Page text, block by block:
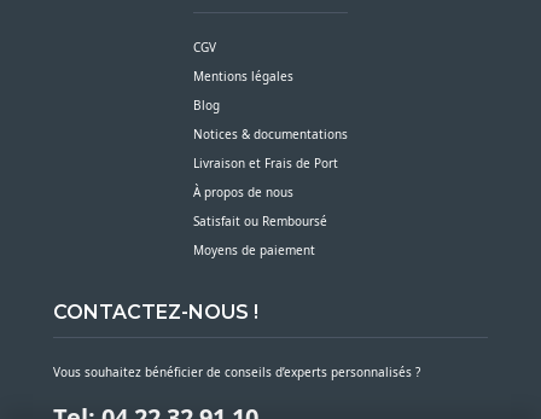
CGV
Mentions légales
Blog
Notices & documentations
Livraison et Frais de Port
À propos de nous
Satisfait ou Remboursé
Moyens de paiement
CONTACTEZ-NOUS !
Vous souhaitez bénéficier de conseils d’experts personnalisés ?